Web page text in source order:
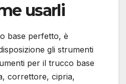
usarli
base perfetto, è
gli strumenti
per il trucco base
correttore, cipria,